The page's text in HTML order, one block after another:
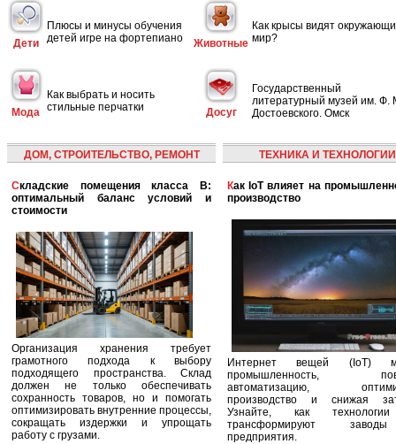
Дети
Плюсы и минусы обучения
детей игре на фортепиано
Животные
Как крысы видят
мир?
Мода
Как выбрать и носить
стильные перчатки
Досуг
Государственный
литературный музей им. Ф.
Достоевского. Омск
ДОМ, СТРОИТЕЛЬСТВО, РЕМОНТ
Складские помещения класса B:
оптимальный баланс условий и
стоимости
Организация хранения требует
грамотного подхода к выбору
подходящего пространства. Склад
должен не только обеспечивать
сохранность товаров, но и помогать
оптимизировать внутренние процессы,
сокращать издержки и упрощать
работу с грузами.
ТЕХНИКА И ТЕХНОЛОГИИ
Как IoT влияет на промышленность и
производство
Интернет вещей (IoT)
промышленность,
автоматизацию,
производство и снижая
Узнайте, как
трансформируют
предприятия.